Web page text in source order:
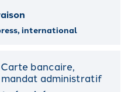
international